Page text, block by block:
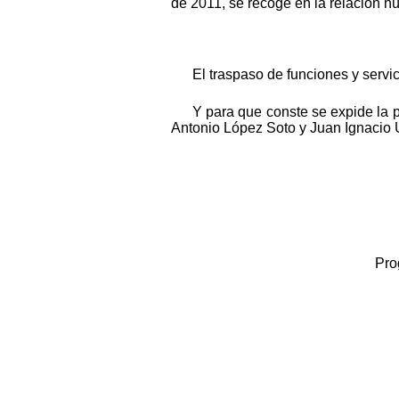
El traspaso de funciones y
Y para que conste se expide la
Antonio López Soto y Juan Ignacio